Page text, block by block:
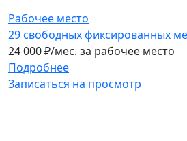
Рабочее место
29 свободных фиксированных
24 000₽/мес. за рабочее место
Подробнее
Записаться на просмотр